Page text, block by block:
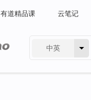
有道精品课 云笔记
中英